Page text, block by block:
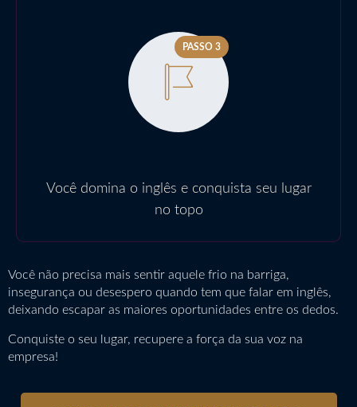
PASSO 3
Você domina o inglês e conquista seu lugar
no topo
Você não precisa mais sentir aquele frio na barriga,
insegurança ou desespero quando tem que falar em inglês,
deixando escapar as maiores oportunidades entre os dedos.
Conquiste o seu lugar, recupere a força da sua voz na
empresa!